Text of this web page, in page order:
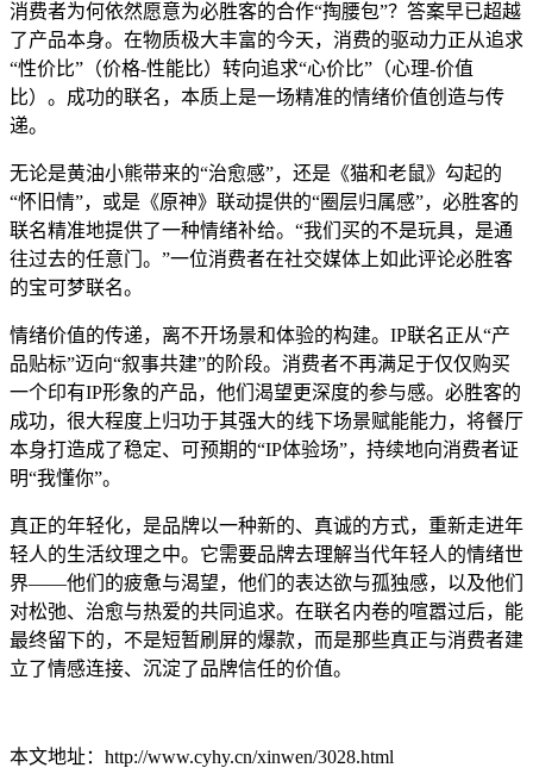
消费者为何依然愿意为必胜客的合作“掏腰包”？答案早已超越
了产品本身。在物质极大丰富的今天，消费的驱动力正从追求
“性价比”（价格-性能比）转向追求“心价比”（心理-价值
比）。成功的联名，本质上是一场精准的情绪价值创造与传
递。
无论是黄油小熊带来的“治愈感”，还是《猫和老鼠》勾起的
“怀旧情”，或是《原神》联动提供的“圈层归属感”，必胜客的
联名精准地提供了一种情绪补给。“我们买的不是玩具，是通
往过去的任意门。”一位消费者在社交媒体上如此评论必胜客
的宝可梦联名。
情绪价值的传递，离不开场景和体验的构建。IP联名正从“产
品贴标”迈向“叙事共建”的阶段。消费者不再满足于仅仅购买
一个印有IP形象的产品，他们渴望更深度的参与感。必胜客的
成功，很大程度上归功于其强大的线下场景赋能能力，将餐厅
本身打造成了稳定、可预期的“IP体验场”，持续地向消费者证
明“我懂你”。
真正的年轻化，是品牌以一种新的、真诚的方式，重新走进年
轻人的生活纹理之中。它需要品牌去理解当代年轻人的情绪世
界——他们的疲惫与渴望，他们的表达欲与孤独感，以及他们
对松弛、治愈与热爱的共同追求。在联名内卷的喧嚣过后，能
最终留下的，不是短暂刷屏的爆款，而是那些真正与消费者建
立了情感连接、沉淀了品牌信任的价值。
本文地址：http://www.cyhy.cn/xinwen/3028.html